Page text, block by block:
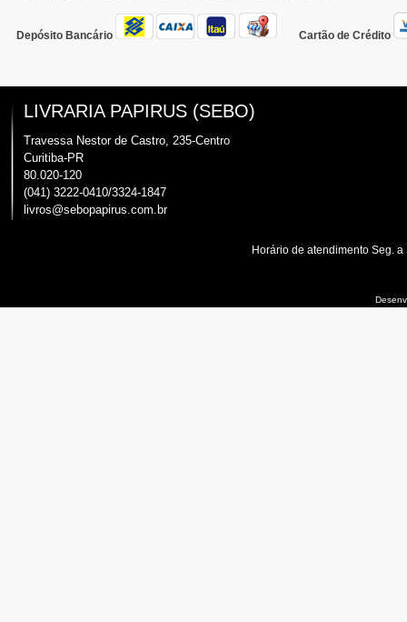
Depósito Bancário Cartão de Crédito
LIVRARIA PAPIRUS (SEBO)
Travessa Nestor de Castro, 235-Centro
Curitiba-PR
80.020-120
(041) 3222-0410/3324-1847
livros@sebopapirus.com.br
Horário de atendimento Seg.